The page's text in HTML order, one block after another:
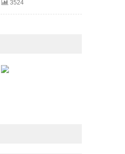
3524